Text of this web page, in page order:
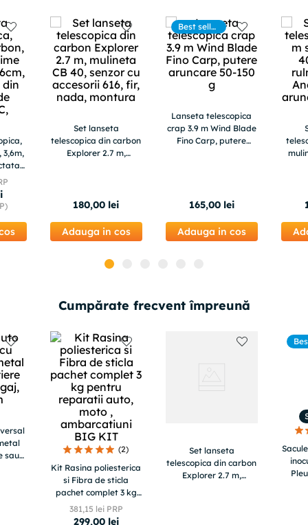
3,6m,
din
SiC,
Set lanseta
telescopica din carbon
Explorer 2.7 m,
180,00 lei
Adauga in cos
Best seller
s
Lanseta telescopica
crap 3.9 m Wind Blade
Fino Carp, putere
165,00 lei
Adauga in cos
Cumpărate frecvent împreună
sau
(2)
Kit Rasina poliesterica
si Fibra de sticla
pachet complet 3 kg
pentru reparatii auto,
moto , ambarcatiuni
381,15 lei PRP
299,00 lei
Set lanseta
telescopica din carbon
Explorer 2.7 m,